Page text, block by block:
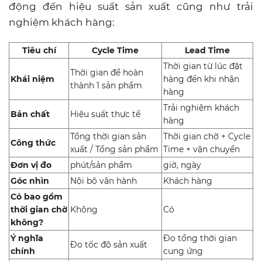
động đến hiệu suất sản xuất cũng như trải
nghiệm khách hàng:
Tiêu chí Cycle Time Lead Time
Khái niệm
Thời gian để hoàn
thành 1 sản phẩm
Thời gian từ lúc đặt
hàng đến khi nhận
hàng
Bản chất Hiệu suất thực tế
Trải nghiệm khách
hàng
Công thức
Tổng thời gian sản
xuất / Tổng sản phẩm
Thời gian chờ + Cycle
Time + vận chuyển
Đơn vị đo
phút/sản phẩm
giờ, ngày
Góc nhìn
Nội bộ vận hành
Khách hàng
Có bao gồm
thời gian chờ
không?
Không Có
Ý nghĩa
chính
Đo tốc độ sản xuất
Đo tổng thời gian
cung ứng